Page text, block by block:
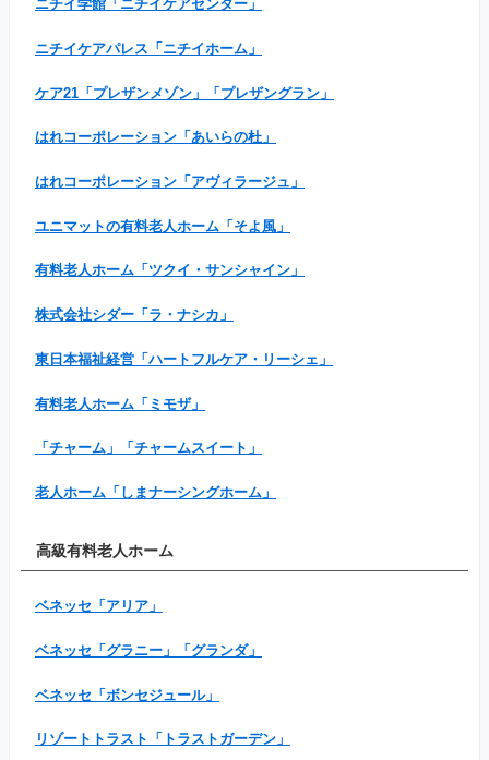
ニチイ学館「ニチイケアセンター」
ニチイケアパレス「ニチイホーム」
ケア21「プレザンメゾン」「プレザングラン」
はれコーポレーション「あいらの杜」
はれコーポレーション「アヴィラージュ」
ユニマットの有料老人ホーム「そよ風」
有料老人ホーム「ツクイ・サンシャイン」
株式会社シダー「ラ・ナシカ」
東日本福祉経営「ハートフルケア・リーシェ」
有料老人ホーム「ミモザ」
「チャーム」「チャームスイート」
老人ホーム「しまナーシングホーム」
高級有料老人ホーム
ベネッセ「アリア」
ベネッセ「グラニー」「グランダ」
ベネッセ「ボンセジュール」
リゾートトラスト「トラストガーデン」